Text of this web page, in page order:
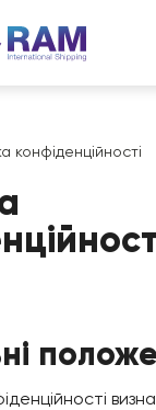
конфіденційності